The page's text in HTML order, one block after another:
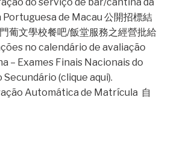
do serviço de bar/cantina da
Portuguesa de Macau 公開招標結
葡文學校餐吧/飯堂服務之經營批給
no calendário de avaliação
– Exames Finais Nacionais do
Secundário (clique aqui).
Automática de Matrícula 自